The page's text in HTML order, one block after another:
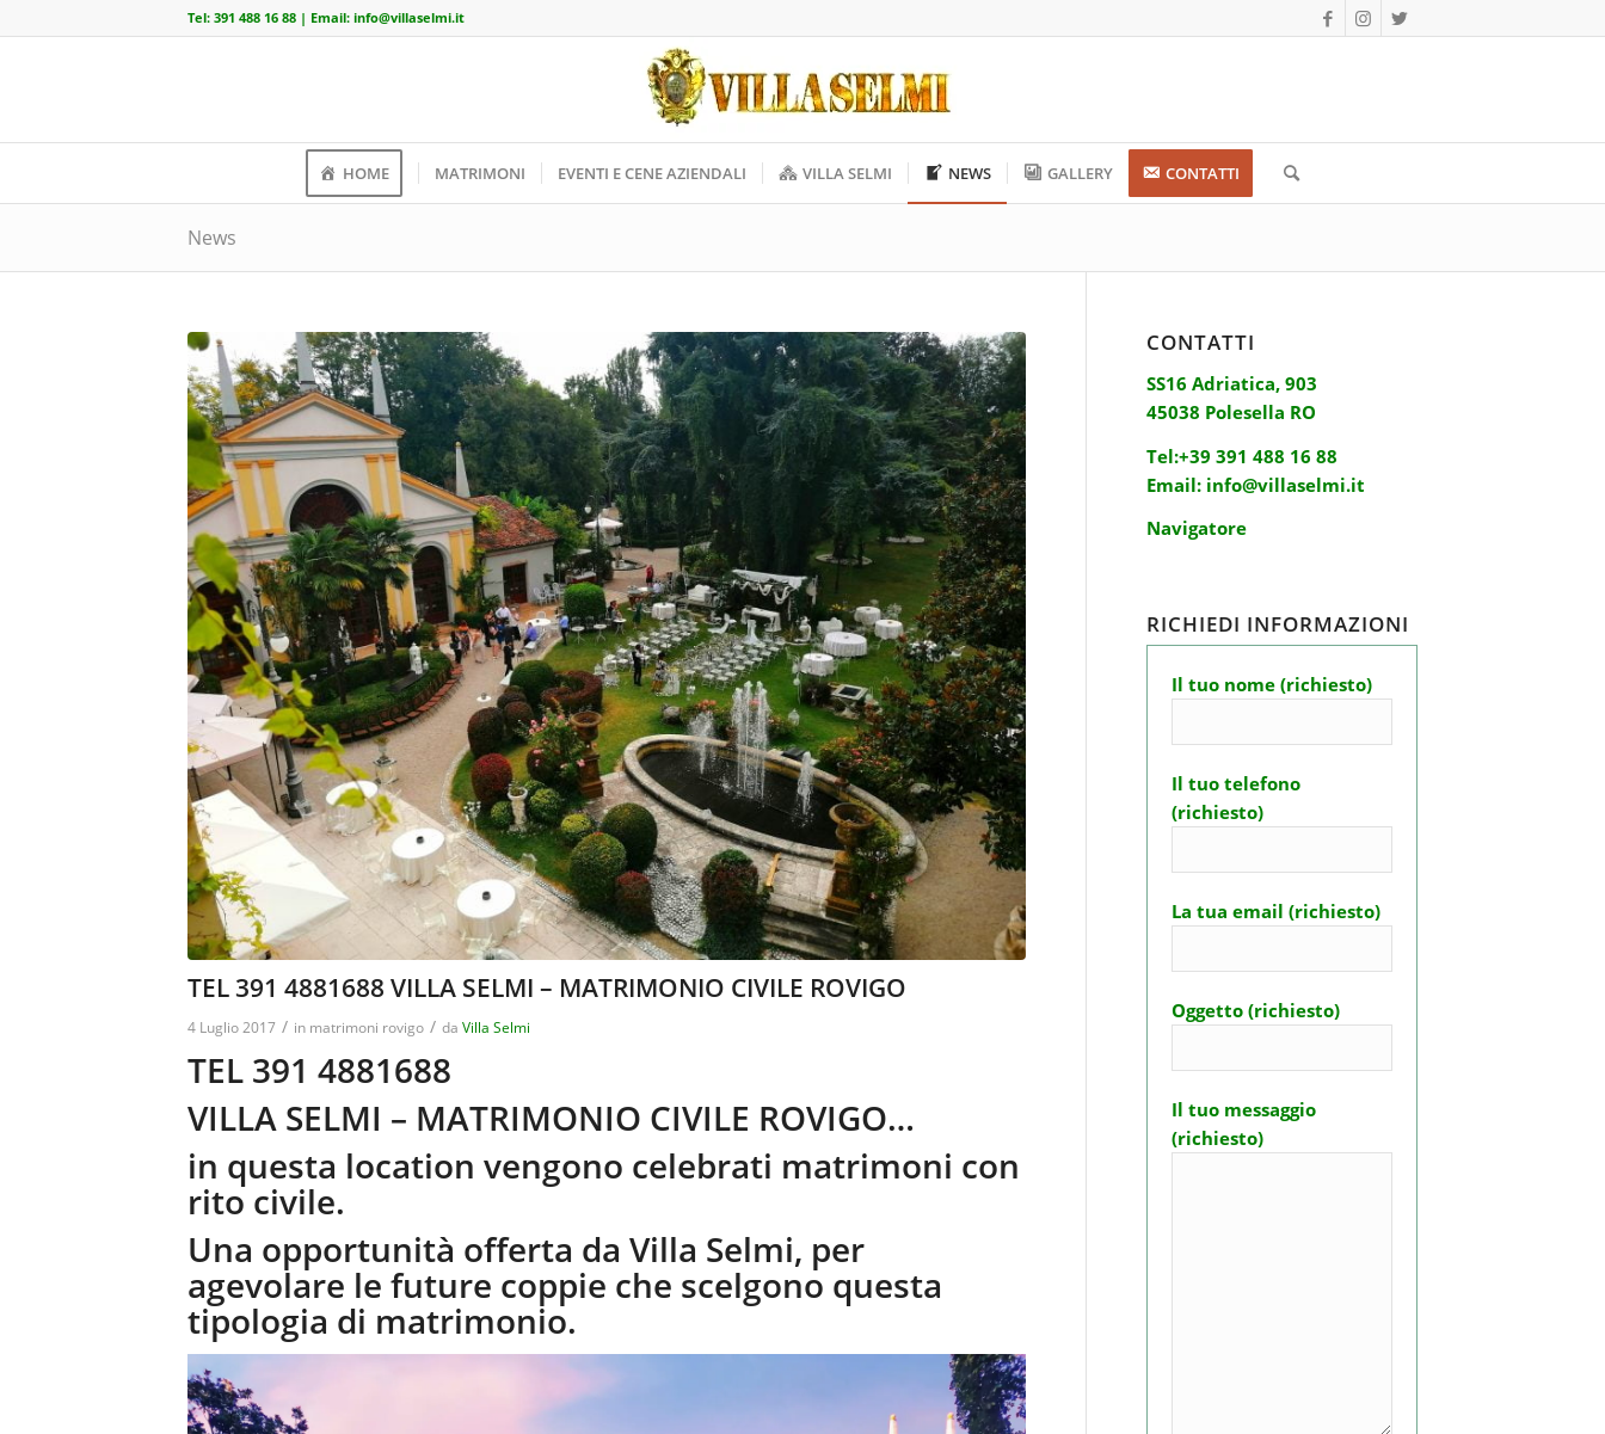
Tel: 391 488 16 88 | Email: info@villaselmi.it
HOME MATRIMONI EVENTI E CENE AZIENDALI VILLA SELMI NEWS GALLERY CONTATTI
News
TEL 391 4881688 VILLA SELMI – MATRIMONIO CIVILE ROVIGO
4 Luglio 2017 / in matrimoni rovigo / da Villa Selmi
TEL 391 4881688
VILLA SELMI – MATRIMONIO CIVILE ROVIGO…
in questa location vengono celebrati matrimoni con
rito civile.
Una opportunità offerta da Villa Selmi, per
agevolare le future coppie che scelgono questa
tipologia di matrimonio.
CONTATTI
SS16 Adriatica, 903
45038 Polesella RO
Tel:+39 391 488 16 88
Email: info@villaselmi.it
Navigatore
RICHIEDI INFORMAZIONI
Il tuo nome (richiesto)
Il tuo telefono
(richiesto)
La tua email (richiesto)
Oggetto (richiesto)
Il tuo messaggio
(richiesto)